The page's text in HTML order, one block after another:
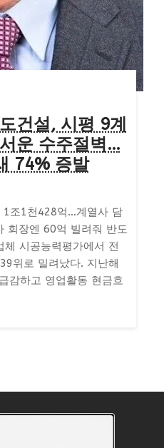
건설, 시평 9계
운 수주절벽…
74% 증발
1조1천428억…계열사 담
회장엔 60억 빌려줘 반도
시공능력평가에서 전
위로 밀려났다. 지난해
감하고 영업활동 현금흐